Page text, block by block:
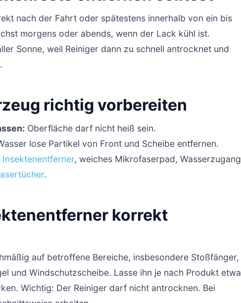
nach der Fahrt oder spätestens innerhalb von ein bis
morgens oder abends, wenn der Lack kühl ist.
Sonne, weil Reiniger dann zu schnell antrocknet und
richtig vorbereiten
Oberfläche darf nicht heiß sein.
lose Partikel von Front und Scheibe entfernen.
Insektenentferner, weiches Mikrofaserpad, Wasserzugang
.
korrekt
auf betroffene Bereiche, insbesondere Stoßfänger,
und Windschutzscheibe. Lasse ihn je nach Produkt etwa
Wichtig: Der Reiniger darf nicht antrocknen. Bei